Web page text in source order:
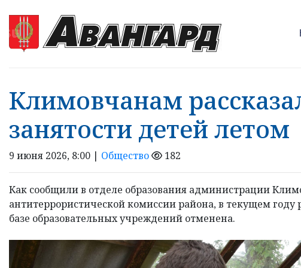
Климовчанам
занятости детей летом
9 июня 2026, 8:00 | Общество 182
Как сообщили в отделе образования администрации
антитеррористической комиссии района, в текущем
базе образовательных учреждений отменена.